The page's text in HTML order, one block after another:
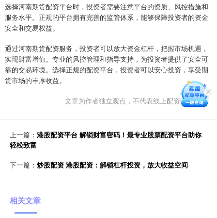
选择河南期货配资平台时，投资者需要注意平台的资质、风控措施和
服务水平。正规的平台拥有完善的监管体系，能够保障投资者的资金
安全和交易权益。
通过河南期货配资服务，投资者可以放大资金杠杆，把握市场机遇，
实现财富增值。专业的风控管理和指导支持，为投资者提供了安全可
靠的交易环境。选择正规的配资平台，投资者可以安心投资，享受期
货市场的丰厚收益。
文章为作者独立观点，不代表线上配资炒股观点
上一篇： 港股配资平台 解锁财富密码！最专业股票配资平台助你
轻松致富
下一篇： 炒股配资 港股配资：解锁杠杆投资，放大收益空间
相关文章